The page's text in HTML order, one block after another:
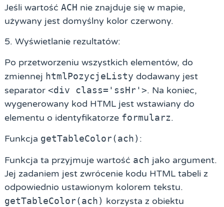
Jeśli wartość ACH nie znajduje się w mapie,
używany jest domyślny kolor czerwony.
5. Wyświetlanie rezultatów:
Po przetworzeniu wszystkich elementów, do
zmiennej htmlPozycjeListy dodawany jest
separator <div class='ssHr'>. Na koniec,
wygenerowany kod HTML jest wstawiany do
elementu o identyfikatorze formularz.
Funkcja getTableColor(ach) :
Funkcja ta przyjmuje wartość ach jako argument.
Jej zadaniem jest zwrócenie kodu HTML tabeli z
odpowiednio ustawionym kolorem tekstu.
getTableColor(ach) korzysta z obiektu